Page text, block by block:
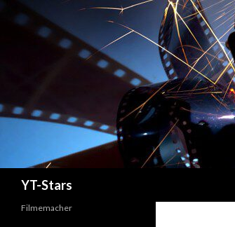
YT-Stars
Filmemacher